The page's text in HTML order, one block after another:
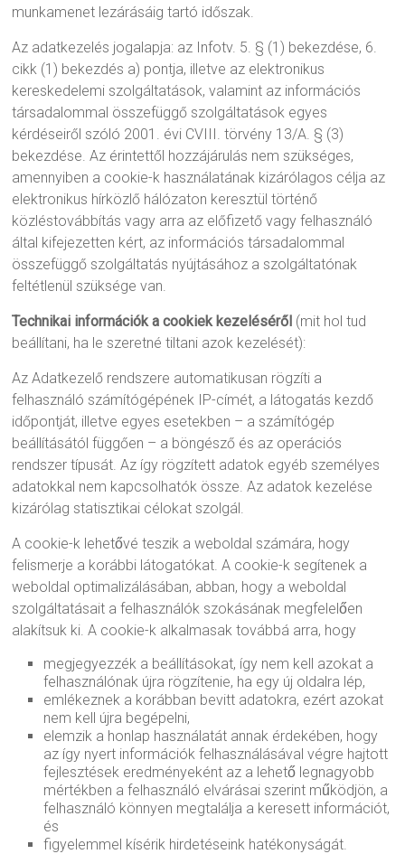
munkamenet lezárásáig tartó időszak.
Az adatkezelés jogalapja: az Infotv. 5. § (1) bekezdése, 6.
cikk (1) bekezdés a) pontja, illetve az elektronikus
kereskedelemi szolgáltatások, valamint az információs
társadalommal összefüggő szolgáltatások egyes
kérdéseiről szóló 2001. évi CVIII. törvény 13/A. § (3)
bekezdése. Az érintettől hozzájárulás nem szükséges,
amennyiben a cookie-k használatának kizárólagos célja az
elektronikus hírközlő hálózaton keresztül történő
közléstovábbítás vagy arra az előfizető vagy felhasználó
által kifejezetten kért, az információs társadalommal
összefüggő szolgáltatás nyújtásához a szolgáltatónak
feltétlenül szüksége van.
Technikai információk a cookiek kezeléséről (mit hol tud
beállítani, ha le szeretné tiltani azok kezelését):
Az Adatkezelő rendszere automatikusan rögzíti a
felhasználó számítógépének IP-címét, a látogatás kezdő
időpontját, illetve egyes esetekben – a számítógép
beállításától függően – a böngésző és az operációs
rendszer típusát. Az így rögzített adatok egyéb személyes
adatokkal nem kapcsolhatók össze. Az adatok kezelése
kizárólag statisztikai célokat szolgál.
A cookie-k lehetővé teszik a weboldal számára, hogy
felismerje a korábbi látogatókat. A cookie-k segítenek a
weboldal optimalizálásában, abban, hogy a weboldal
szolgáltatásait a felhasználók szokásának megfelelően
alakítsuk ki. A cookie-k alkalmasak továbbá arra, hogy
megjegyezzék a beállításokat, így nem kell azokat a
felhasználónak újra rögzítenie, ha egy új oldalra lép,
emlékeznek a korábban bevitt adatokra, ezért azokat
nem kell újra begépelni,
elemzik a honlap használatát annak érdekében, hogy
az így nyert információk felhasználásával végre hajtott
fejlesztések eredményeként az a lehető legnagyobb
mértékben a felhasználó elvárásai szerint működjön, a
felhasználó könnyen megtalálja a keresett információt,
és
figyelemmel kísérik hirdetéseink hatékonyságát.